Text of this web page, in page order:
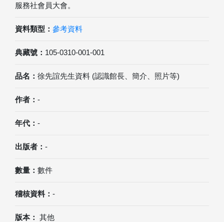
服務社會員大會。
資料類型： 參考資料
典藏號： 105-0310-001-001
品名： 徐先誼先生資料 (認識館長、簡介、照片等)
作者： -
年代： -
出版者： -
數量： 數件
稽核資料： -
版本： 其他